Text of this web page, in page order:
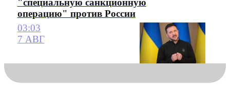
операцию" против России
03:03
7 АВГ